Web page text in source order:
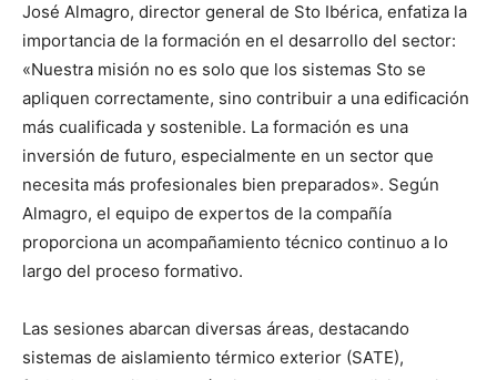
José Almagro, director general de Sto Ibérica, enfatiza la
importancia de la formación en el desarrollo del sector:
«Nuestra misión no es solo que los sistemas Sto se
apliquen correctamente, sino contribuir a una edificación
más cualificada y sostenible. La formación es una
inversión de futuro, especialmente en un sector que
necesita más profesionales bien preparados». Según
Almagro, el equipo de expertos de la compañía
proporciona un acompañamiento técnico continuo a lo
largo del proceso formativo.
Las sesiones abarcan diversas áreas, destacando
sistemas de aislamiento térmico exterior (SATE),